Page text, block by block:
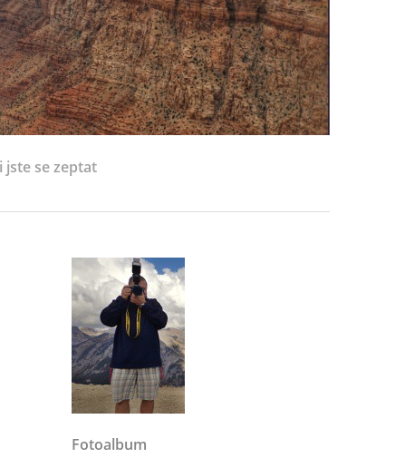
jste se zeptat
Fotoalbum